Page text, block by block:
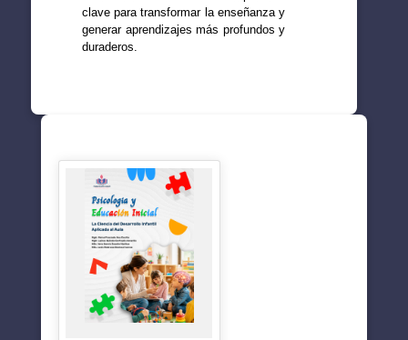
clave para transformar la enseñanza y
generar aprendizajes más profundos y
duraderos.